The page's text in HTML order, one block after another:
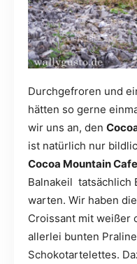
Durchgefroren und
hätten so gerne
wir uns an, den
ist natürlich nur
Cocoa Mountain
Balnakeil tatsächlich
warten. Wir haben
Croissant mit weißer
allerlei bunten
Schokotartelettes.